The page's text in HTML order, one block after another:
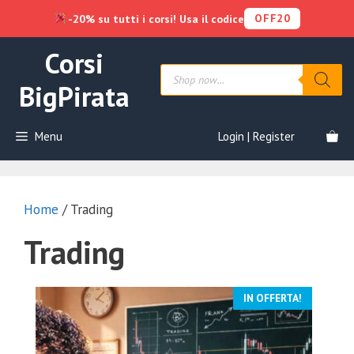
contenuto
Corsi
BigPirata
Products
search
Menu Login | Register
Home / Trading
Trading
IN OFFERTA!
-20% su tutti i corsi! Usa il codice OFF20